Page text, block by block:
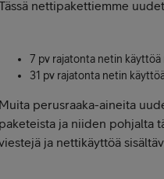
nettipakettiemme
7 pv rajatonta netin
31 pv rajatonta netin
Muita perusraaka-aineita
paketeista ja niiden pohjalta
ja nettikäyttöä